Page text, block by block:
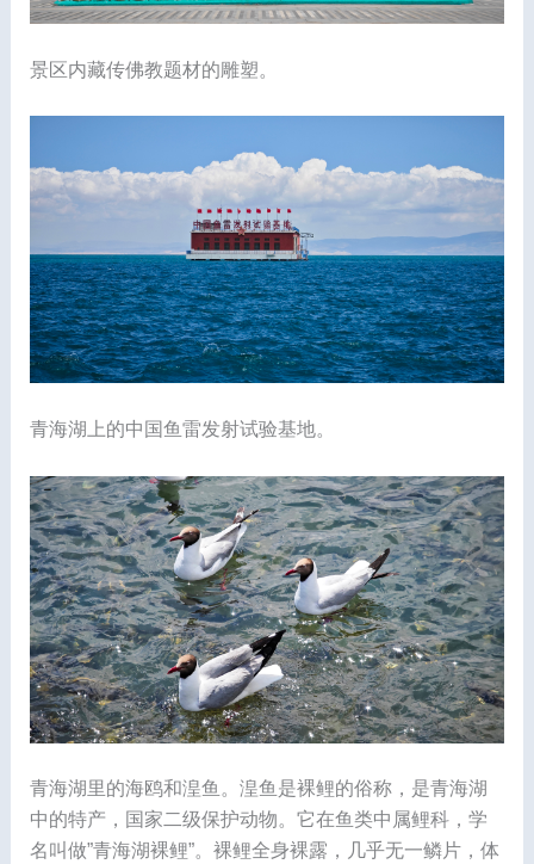
景区内藏传佛教题材的雕塑。
青海湖上的中国鱼雷发射试验基地。
青海湖里的海鸥和湟鱼。湟鱼是裸鲤的俗称，是青海湖
中的特产，国家二级保护动物。它在鱼类中属鲤科，学
名叫做”青海湖裸鲤”。裸鲤全身裸露，几乎无一鳞片，体